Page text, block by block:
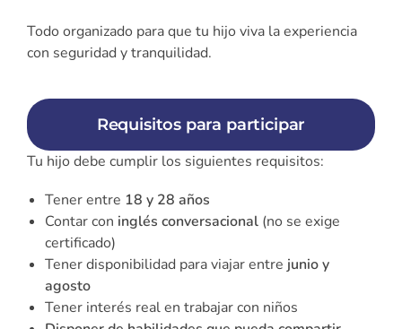
Todo organizado para que tu hijo viva la experiencia
con seguridad y tranquilidad.
Requisitos para participar
Tu hijo debe cumplir los siguientes requisitos:
Tener entre 18 y 28 años
Contar con inglés conversacional (no se exige
certificado)
Tener disponibilidad para viajar entre junio y
agosto
Tener interés real en trabajar con niños